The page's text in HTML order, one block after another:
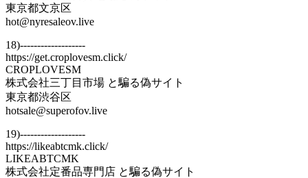
東京都文京区
hot@nyresaleov.live
18)-------------------
https://get.croplovesm.click/
CROPLOVESM
株式会社三丁目市場 と騙る偽サイト
東京都渋谷区
hotsale@superofov.live
19)-------------------
https://likeabtcmk.click/
LIKEABTCMK
株式会社定番品専門店 と騙る偽サイト